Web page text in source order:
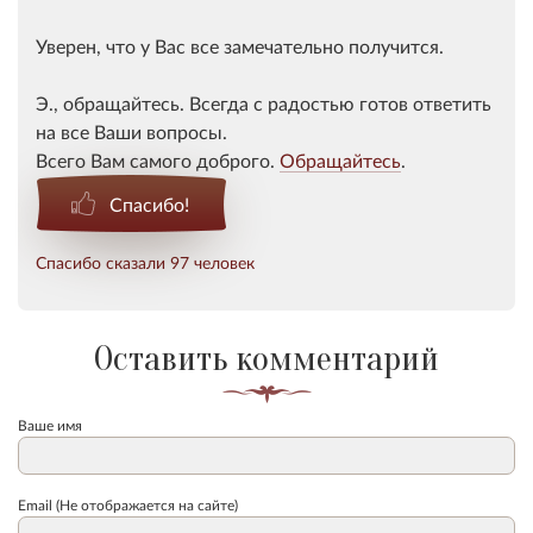
Уверен, что у Вас все замечательно получится.
Э., обращайтесь. Всегда с радостью готов ответить
на все Ваши вопросы.
Всего Вам самого доброго. Обращайтесь.
Спасибо!
Спасибо сказали 97 человек
Оставить комментарий
Ваше имя
Email (Не отображается на сайте)